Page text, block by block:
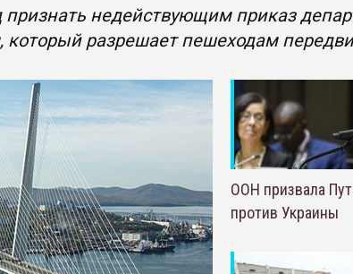
признать недействующим приказ
который разрешает пешеходам
ООН призвала
против Украины